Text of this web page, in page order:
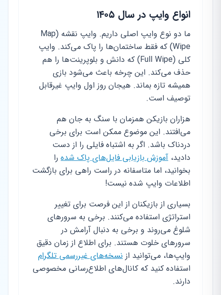
انواع وایپ در سال ۱۴۰۵
ما دو نوع وایپ اصلی داریم. وایپ نقشه (Map
Wipe) که فقط ساختمان‌ها را پاک می‌کند. وایپ
کلی (Full Wipe) که دانش و بلوپرینت‌ها را هم
حذف می‌کند. این چرخه باعث می‌شود بازی
همیشه تازه بماند. هیجان روز اول وایپ غیرقابل
توصیف است.
هزاران بازیکن همزمان با سنگ به جان هم
می‌افتند. این موضوع ممکن است برای برخی
دردناک باشد. اگر به اشتباه فایلی را از دست
دادید، آموزش بازیابی فایل‌های پاک شده را
بخوانید، اما متاسفانه در راست راهی برای بازگشت
اطلاعات وایپ شده نیست!
بسیاری از بازیکنان از این فرصت برای تغییر
استراتژی استفاده می‌کنند. برخی به سرورهای
شلوغ می‌روند و برخی به دنبال آرامش در
سرورهای خلوت هستند. برای اطلاع از زمان دقیق
وایپ‌ها، می‌توانید از نسخه‌های غیررسمی تلگرام
استفاده کنید که کانال‌های اطلاع‌رسانی مخصوصی
دارند.